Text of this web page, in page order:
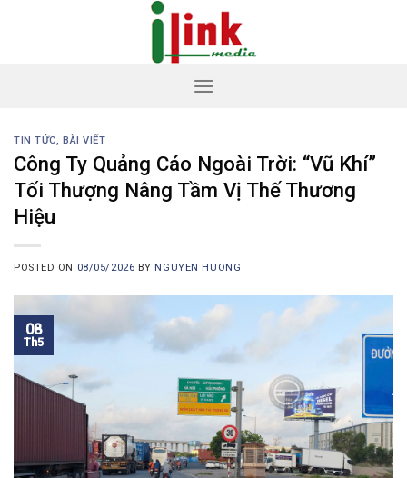
TIN TỨC, BÀI VIẾT
Công Ty Quảng Cáo Ngoài Trời: “Vũ Khí”
Tối Thượng Nâng Tầm Vị Thế Thương
Hiệu
POSTED ON 08/05/2026 BY NGUYEN HUONG
08
Th5